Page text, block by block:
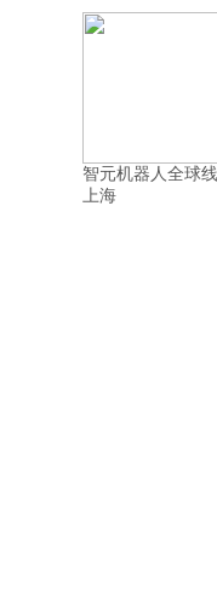
智元机器人全球
上海